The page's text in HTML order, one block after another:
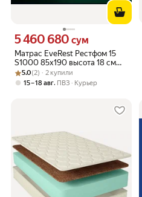
Матрас EveRest Рестфом 15
S1000 85х190 высота 18 см
анатомический средней
жесткости Независимые
Цена 5460680 сум вместо
5 460 680 сум
Рейтинг товара: 5.0 из 5
Оценок: (2) · 2 купили
5.0(2) · 2 купили
15 – 18 авг, ПВЗ Курьер